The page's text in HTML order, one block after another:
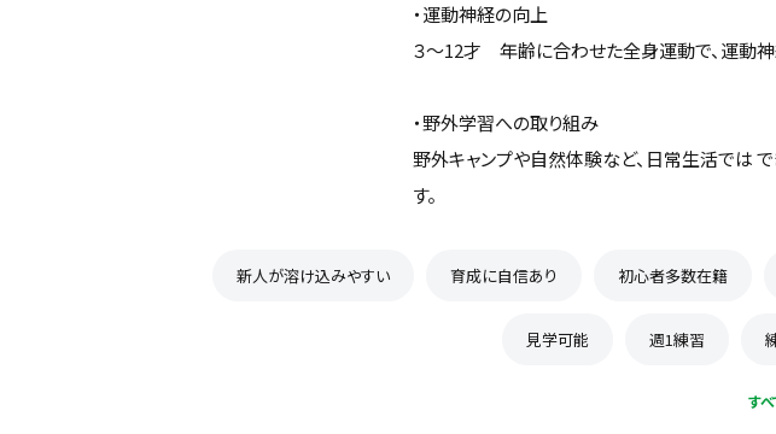
・運動神経の向上
３〜12才 年齢に合わせた全身運動で、運動神
・野外学習への取り組み
野外キャンプや自然体験など、日常生活では
す。
新人が溶け込みやすい 育成に自信あり 初心者多数在籍
見学可能 週1練習